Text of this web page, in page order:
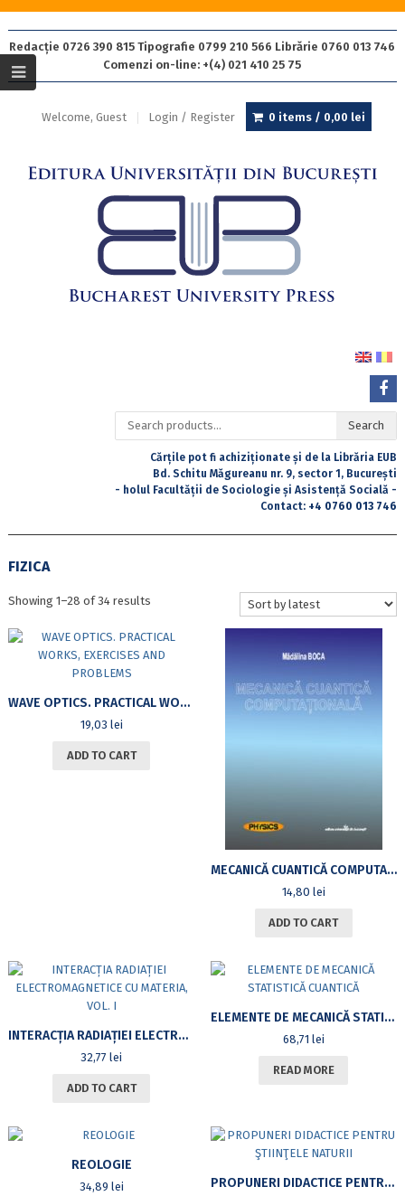
Redacție 0726 390 815 Tipografie 0799 210 566 Librărie 0760 013 746
Comenzi on-line: +(4) 021 410 25 75
Welcome, Guest Login / Register 0 items / 0,00 lei
Search
for:
Search
Cărțile pot fi achiziționate și de la Librăria EUB
Bd. Schitu Măgureanu nr. 9, sector 1, București
- holul Facultății de Sociologie și Asistență Socială -
Contact: +4 0760 013 746
FIZICA
Showing 1–28 of 34 resultsSorted
latest
WAVE OPTICS. PRACTICAL WORKS, EXERCISES AND PROBLEMS
19,03 lei
ADD TO CART
MECANICĂ CUANTICĂ COMPUTAȚIONALĂ
14,80 lei
ADD TO CART
INTERACȚIA RADIAȚIEI ELECTROMAGNETICE CU MATERIA, VOL. I
32,77lei
ADD TO CART
ELEMENTE DE MECANICĂ STATISTICĂ CUANTICĂ
68,71 lei
READ MORE
REOLOGIE
34,89 lei PROPUNERI DIDACTICE PENTRU ŞTIINŢELE NATURII